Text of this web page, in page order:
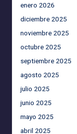
enero 2026
diciembre 2025
noviembre 2025
octubre 2025
septiembre 2025
agosto 2025
julio 2025
junio 2025
mayo 2025
abril 2025